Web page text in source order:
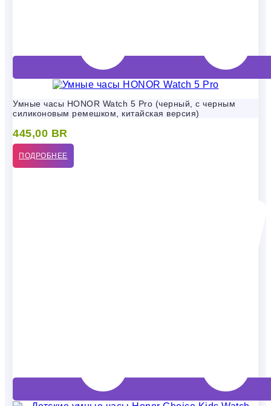
Умные часы HONOR Watch 5 Pro (черный, с черным
силиконовым ремешком, китайская версия)
445,00 BR
ПОДРОБНЕЕ